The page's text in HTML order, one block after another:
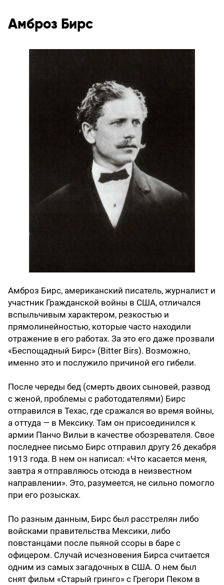
Амброз Бирс
Амброз Бирс, американский писатель, журналист и
участник Гражданской войны в США, отличался
вспыльчивым характером, резкостью и
прямолинейностью, которые часто находили
отражение в его работах. За это его даже прозвали
«Беспощадный Бирс» (Bitter Birs). Возможно,
именно это и послужило причиной его гибели.
После череды бед (смерть двоих сыновей, развод
с женой, проблемы с работодателями) Бирс
отправился в Техас, где сражался во время войны,
а оттуда — в Мексику. Там он присоединился к
армии Панчо Вильи в качестве обозревателя. Свое
последнее письмо Бирс отправил другу 26 декабря
1913 года. В нем он написал: «Что касается меня,
завтра я отправляюсь отсюда в неизвестном
направлении». Это, разумеется, не сильно помогло
при его розысках.
По разным данным, Бирс был расстрелян либо
войсками правительства Мексики, либо
повстанцами после пьяной ссоры в баре с
офицером. Случай исчезновения Бирса считается
одним из самых загадочных в США. О нем был
снят фильм «Старый гринго» с Грегори Пеком в